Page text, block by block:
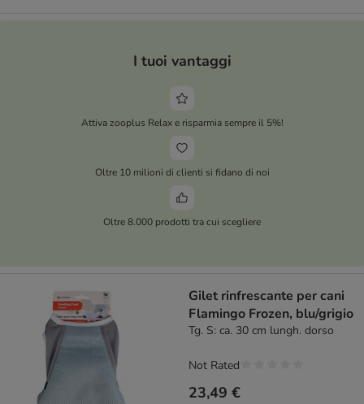
I tuoi vantaggi
Attiva zooplus Relax e risparmia sempre il 5%!
Oltre 10 milioni di clienti si fidano di noi
Oltre 8.000 prodotti tra cui scegliere
Gilet rinfrescante per cani
Flamingo Frozen, blu/grigio
Tg. S: ca. 30 cm lungh. dorso
23,49 €
Not Rated